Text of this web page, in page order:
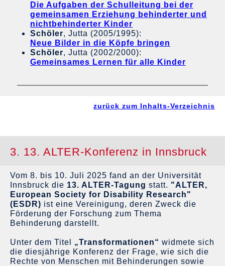
Die Aufgaben der Schulleitung bei der
gemeinsamen Erziehung behinderter und
nichtbehinderter Kinder
Schöler, Jutta (2005/1995):
Neue Bilder in die Köpfe bringen
Schöler, Jutta (2002/2000):
Gemeinsames Lernen für alle Kinder
zurück zum Inhalts-Verzeichnis
3. 13. ALTER-Konferenz in Innsbruck
Vom 8. bis 10. Juli 2025 fand an der Universität
Innsbruck die 13. ALTER-Tagung statt. "ALTER,
European Society for Disability Research"
(ESDR) ist eine Vereinigung, deren Zweck die
Förderung der Forschung zum Thema
Behinderung darstellt.
Unter dem Titel „Transformationen“ widmete sich
die diesjährige Konferenz der Frage, wie sich die
Rechte von Menschen mit Behinderungen sowie